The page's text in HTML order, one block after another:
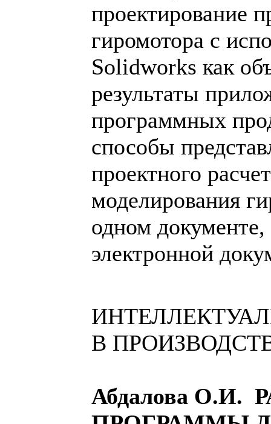
проектирование
гиромотора с
Solidworks как
результаты
программных
способы
проектного
моделирования
одном документе,
электронной
В
Абдалова О.И.